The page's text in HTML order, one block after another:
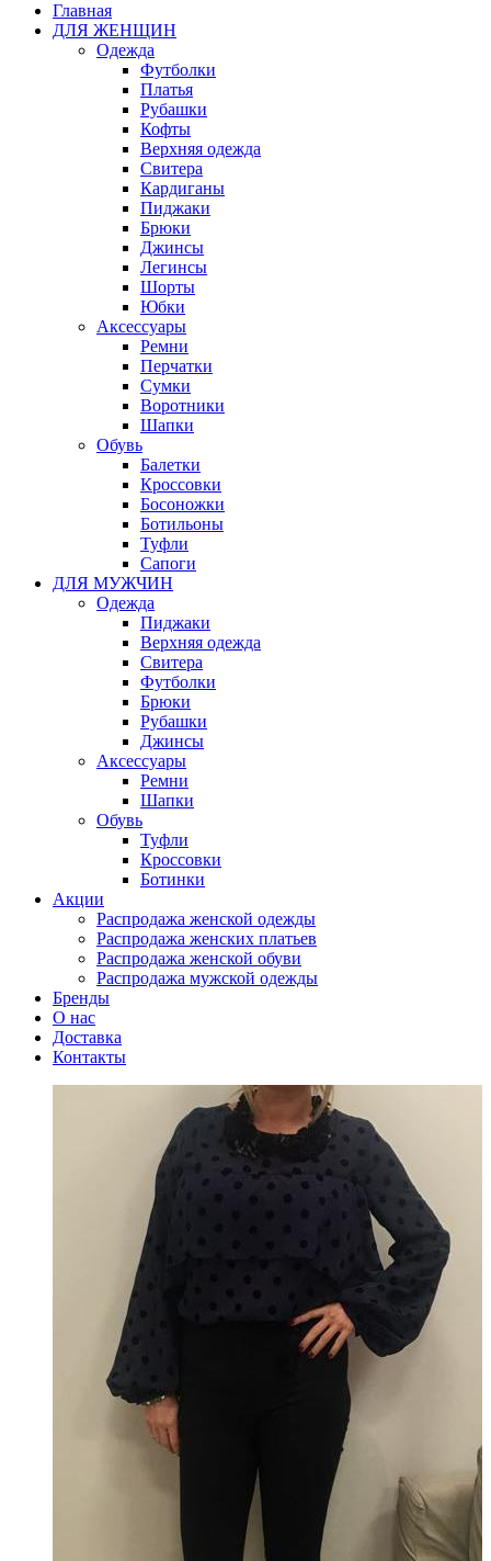
Главная
ДЛЯ ЖЕНЩИН
Одежда
Футболки
Платья
Рубашки
Кофты
Верхняя одежда
Свитера
Кардиганы
Пиджаки
Брюки
Джинсы
Легинсы
Шорты
Юбки
Аксессуары
Ремни
Перчатки
Сумки
Воротники
Шапки
Обувь
Балетки
Кроссовки
Босоножки
Ботильоны
Туфли
Сапоги
ДЛЯ МУЖЧИН
Одежда
Пиджаки
Верхняя одежда
Свитера
Футболки
Брюки
Рубашки
Джинсы
Аксессуары
Ремни
Шапки
Обувь
Туфли
Кроссовки
Ботинки
Акции
Распродажа женской одежды
Распродажа женских платьев
Распродажа женской обуви
Распродажа мужской одежды
Бренды
О нас
Доставка
Контакты